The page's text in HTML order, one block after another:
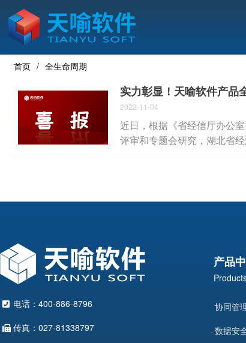
首页 全生命周期
实力彰显！天喻软件产品
2022-11-04
近日，根据《省经信厅办公
评审和专题会研究，湖北省
产品
电话：400-886-8796
传真：027-81338797
协同管
数据安